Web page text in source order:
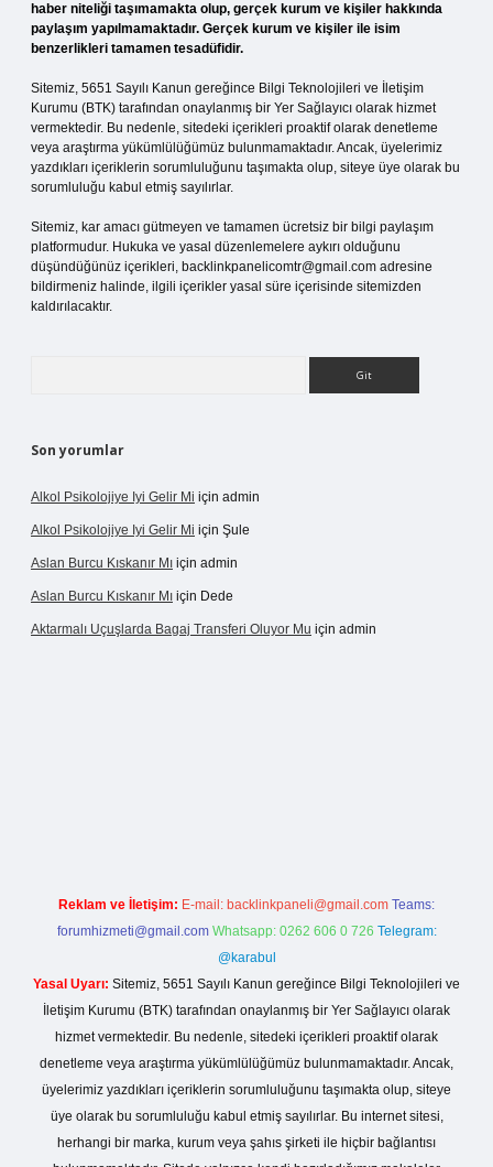
haber niteliği taşımamakta olup, gerçek kurum ve kişiler hakkında
paylaşım yapılmamaktadır. Gerçek kurum ve kişiler ile isim
benzerlikleri tamamen tesadüfidir.
Sitemiz, 5651 Sayılı Kanun gereğince Bilgi Teknolojileri ve İletişim
Kurumu (BTK) tarafından onaylanmış bir Yer Sağlayıcı olarak hizmet
vermektedir. Bu nedenle, sitedeki içerikleri proaktif olarak denetleme
veya araştırma yükümlülüğümüz bulunmamaktadır. Ancak, üyelerimiz
yazdıkları içeriklerin sorumluluğunu taşımakta olup, siteye üye olarak bu
sorumluluğu kabul etmiş sayılırlar.
Sitemiz, kar amacı gütmeyen ve tamamen ücretsiz bir bilgi paylaşım
platformudur. Hukuka ve yasal düzenlemelere aykırı olduğunu
düşündüğünüz içerikleri, backlinkpanelicomtr@gmail.com adresine
bildirmeniz halinde, ilgili içerikler yasal süre içerisinde sitemizden
kaldırılacaktır.
Son yorumlar
Alkol Psikolojiye Iyi Gelir Mi için admin
Alkol Psikolojiye Iyi Gelir Mi için Şule
Aslan Burcu Kıskanır Mı için admin
Aslan Burcu Kıskanır Mı için Dede
Aktarmalı Uçuşlarda Bagaj Transferi Oluyor Mu için admin
Reklam ve İletişim: E-mail: backlinkpaneli@gmail.com Teams:
forumhizmeti@gmail.com Whatsapp: 0262 606 0 726 Telegram:
@karabul
Yasal Uyarı: Sitemiz, 5651 Sayılı Kanun gereğince Bilgi Teknolojileri ve
İletişim Kurumu (BTK) tarafından onaylanmış bir Yer Sağlayıcı olarak
hizmet vermektedir. Bu nedenle, sitedeki içerikleri proaktif olarak
denetleme veya araştırma yükümlülüğümüz bulunmamaktadır. Ancak,
üyelerimiz yazdıkları içeriklerin sorumluluğunu taşımakta olup, siteye
üye olarak bu sorumluluğu kabul etmiş sayılırlar. Bu internet sitesi,
herhangi bir marka, kurum veya şahıs şirketi ile hiçbir bağlantısı